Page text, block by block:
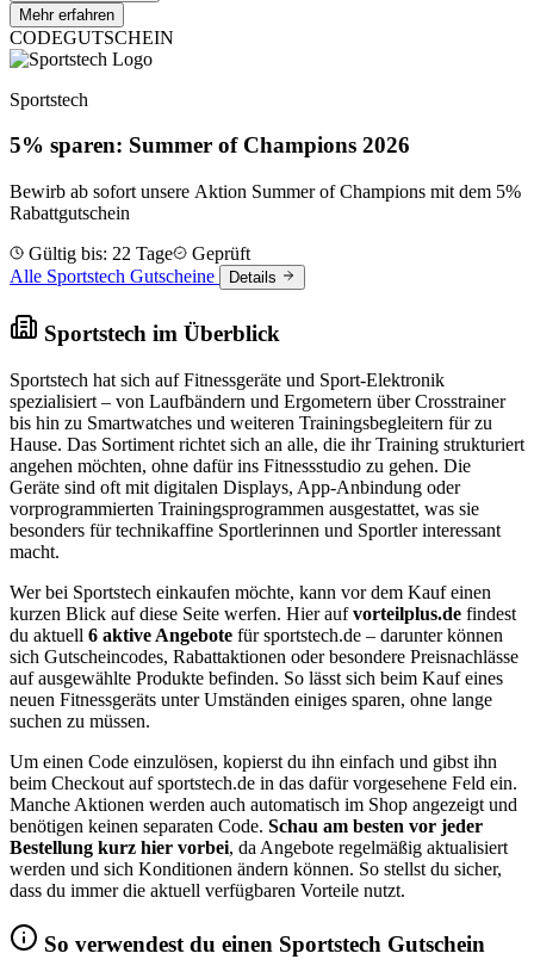
Mehr erfahren
CODEGUTSCHEIN
Sportstech
5% sparen: Summer of Champions 2026
Bewirb ab sofort unsere Aktion Summer of Champions mit dem 5%
Rabattgutschein
Gültig bis: 22 Tage
Geprüft
Alle Sportstech Gutscheine
Details
Sportstech im Überblick
Sportstech hat sich auf Fitnessgeräte und Sport-Elektronik
spezialisiert – von Laufbändern und Ergometern über Crosstrainer
bis hin zu Smartwatches und weiteren Trainingsbegleitern für zu
Hause. Das Sortiment richtet sich an alle, die ihr Training strukturiert
angehen möchten, ohne dafür ins Fitnessstudio zu gehen. Die
Geräte sind oft mit digitalen Displays, App-Anbindung oder
vorprogrammierten Trainingsprogrammen ausgestattet, was sie
besonders für technikaffine Sportlerinnen und Sportler interessant
macht.
Wer bei Sportstech einkaufen möchte, kann vor dem Kauf einen
kurzen Blick auf diese Seite werfen. Hier aufvorteilplus.de findest
du aktuell 6 aktive Angebote für sportstech.de – darunter können
sich Gutscheincodes, Rabattaktionen oder besondere Preisnachlässe
auf ausgewählte Produkte befinden. So lässt sich beim Kauf eines
neuen Fitnessgeräts unter Umständen einiges sparen, ohne lange
suchen zu müssen.
Um einen Code einzulösen, kopierst du ihn einfach und gibst ihn
beim Checkout auf sportstech.de in das dafür vorgesehene Feld ein.
Manche Aktionen werden auch automatisch im Shop angezeigt und
benötigen keinen separaten Code. Schau am besten vor jeder
Bestellung kurz hier vorbei, da Angebote regelmäßig aktualisiert
werden und sich Konditionen ändern können. So stellst du sicher,
dass du immer die aktuell verfügbaren Vorteile nutzt.
So verwendest du einen Sportstech Gutschein